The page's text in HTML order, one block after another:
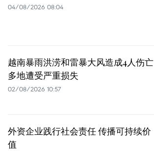
04/08/2026 08:04
越南暴雨洪涝和雷暴大风造成4人伤亡
多地遭受严重损失
02/08/2026 10:57
外资企业践行社会责任 传播可持续价
值